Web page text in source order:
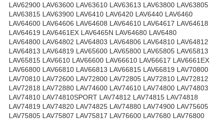
LAV62900 LAV63600 LAV63610 LAV63613 LAV63800 LAV63805
LAV63815 LAV63900 LAV6410 LAV6420 LAV6440 LAV6460
LAV64600 LAV64606 LAV64608 LAV64610 LAV64617 LAV64618
LAV64619 LAV6461EX LAV6465N LAV64680 LAV6480
LAV64800 LAV64802 LAV64803 LAV64806 LAV64810 LAV64812
LAV64813 LAV64819 LAV65600 LAV65800 LAV65805 LAV65813
LAV65815 LAV6610 LAV66600 LAV66610 LAV66617 LAV6661EX
LAV66800 LAV66810 LAV66813 LAV66815 LAV66819 LAV70800
LAV70810 LAV72600 LAV72800 LAV72805 LAV72810 LAV72812
LAV72818 LAV72880 LAV74600 LAV74610 LAV74800 LAV74803
LAV74810 LAV74810SPORT LAV74812 LAV74815 LAV74818
LAV74819 LAV74820 LAV74825 LAV74880 LAV74900 LAV75605
LAV75805 LAV75807 LAV75817 LAV76600 LAV7680 LAV76800